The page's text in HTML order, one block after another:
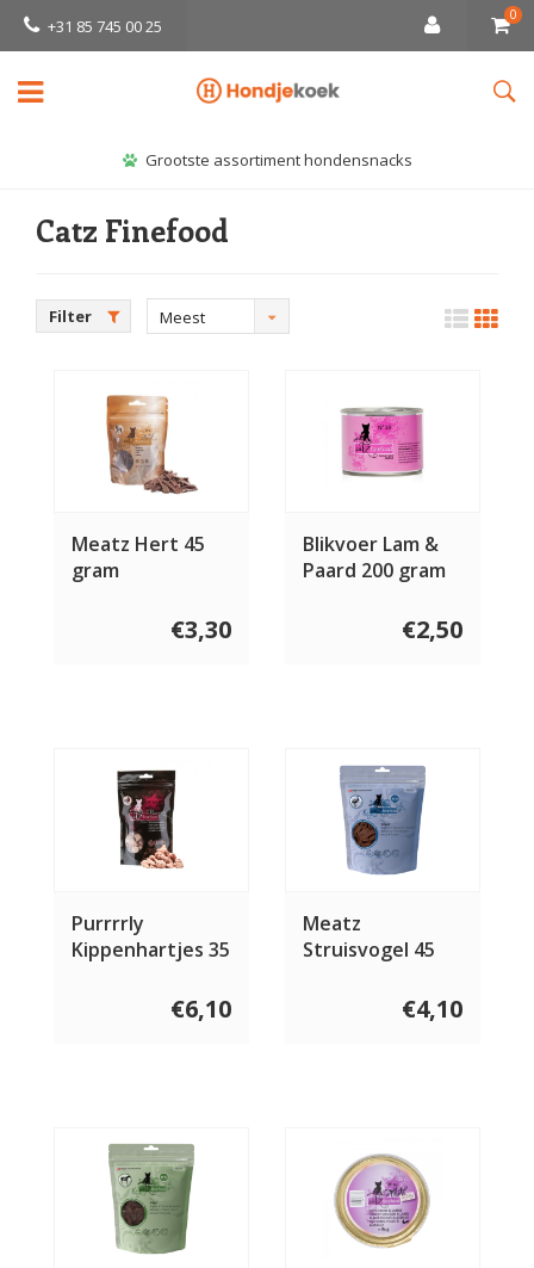
+31 85 745 00 25
0
Grootste assortiment hondensnacks
Catz Finefood
Filter
Meest
Meatz Hert 45
gram
€3,30
Blikvoer Lam &
Paard 200 gram
€2,50
Purrrrly
Kippenhartjes 35
€6,10
Meatz
Struisvogel 45
€4,10